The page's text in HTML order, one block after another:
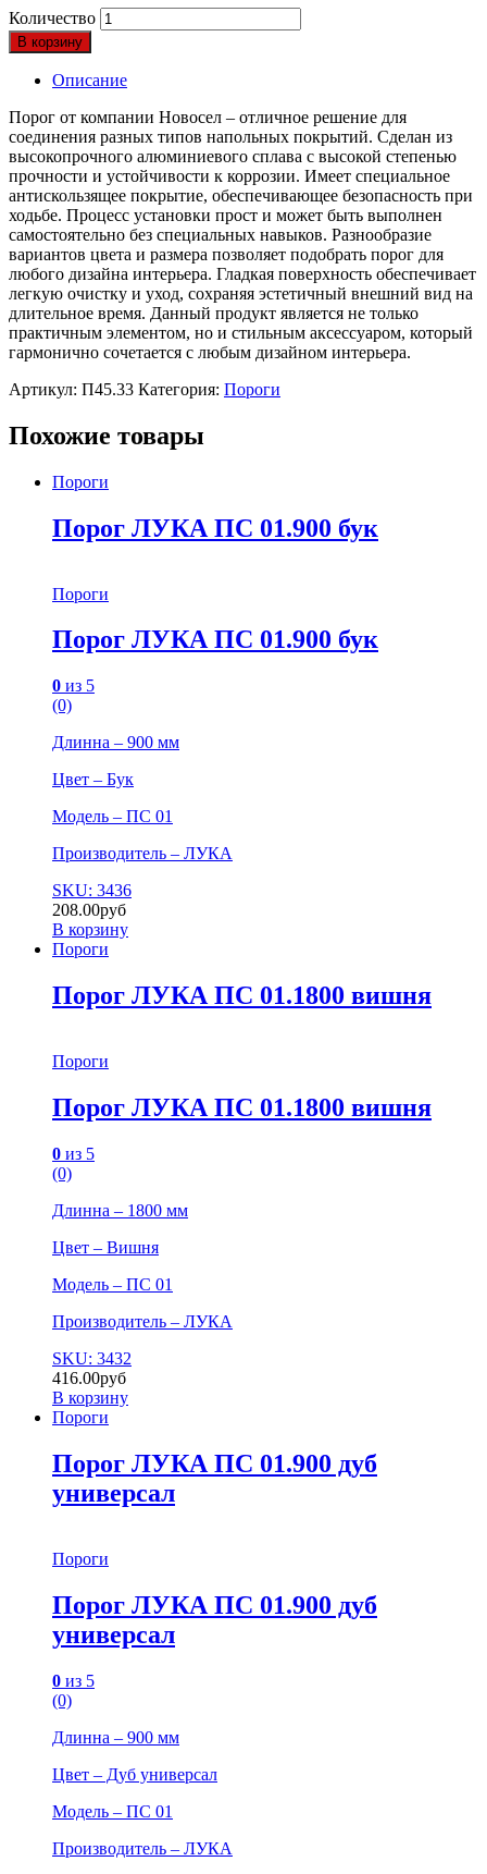
Количество
В корзину
Описание
Порог от компании Новосел – отличное решение для
соединения разных типов напольных покрытий. Сделан из
высокопрочного алюминиевого сплава с высокой степенью
прочности и устойчивости к коррозии. Имеет специальное
антискользящее покрытие, обеспечивающее безопасность при
ходьбе. Процесс установки прост и может быть выполнен
самостоятельно без специальных навыков. Разнообразие
вариантов цвета и размера позволяет подобрать порог для
любого дизайна интерьера. Гладкая поверхность обеспечивает
легкую очистку и уход, сохраняя эстетичный внешний вид на
длительное время. Данный продукт является не только
практичным элементом, но и стильным аксессуаром, который
гармонично сочетается с любым дизайном интерьера.
Артикул: П45.33 Категория: Пороги
Похожие товары
Пороги
Порог ЛУКА ПС 01.900 бук
Пороги
Порог ЛУКА ПС 01.900 бук
0 из 5
(0)
Длинна – 900 мм
Цвет – Бук
Модель – ПС 01
Производитель – ЛУКА
SKU: 3436
208.00руб
В корзину
Пороги
Порог ЛУКА ПС 01.1800 вишня
Пороги
Порог ЛУКА ПС 01.1800 вишня
0 из 5
(0)
Длинна – 1800 мм
Цвет – Вишня
Модель – ПС 01
Производитель – ЛУКА
SKU: 3432
416.00руб
В корзину
Пороги
Порог ЛУКА ПС 01.900 дуб
универсал
Пороги
Порог ЛУКА ПС 01.900 дуб
универсал
0 из 5
(0)
Длинна – 900 мм
Цвет – Дуб универсал
Модель – ПС 01
Производитель – ЛУКА